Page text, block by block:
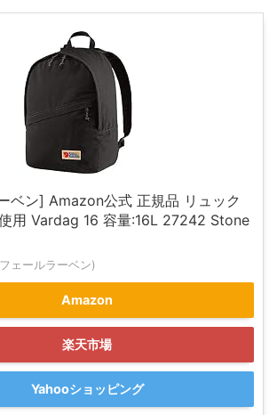
ベン] Amazon公式 正規品 リュック
用 Vardag 16 容量:16L 27242 Stone
ェールラーベン)
Amazon
楽天市場
Yahooショッピング